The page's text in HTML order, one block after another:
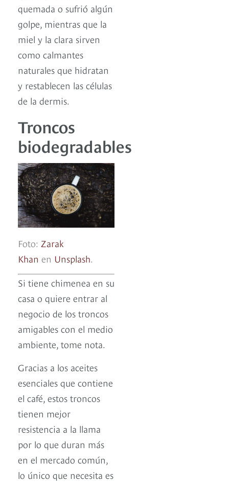
quemada o sufrió algún
golpe, mientras que la
miel y la clara sirven
como calmantes
naturales que hidratan
y restablecen las células
de la dermis.
Troncos
biodegradables
Foto: Zarak
Khan en Unsplash.
Si tiene chimenea en su
casa o quiere entrar al
negocio de los troncos
amigables con el medio
ambiente, tome nota.
Gracias a los aceites
esenciales que contiene
el café, estos troncos
tienen mejor
resistencia a la llama
por lo que duran más
en el mercado común,
lo único que necesita es